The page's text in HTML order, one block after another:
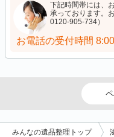
下記時間帯には、
承っております。
0120-905-734）
お電話の受付時間
みんなの遺品整理トップ